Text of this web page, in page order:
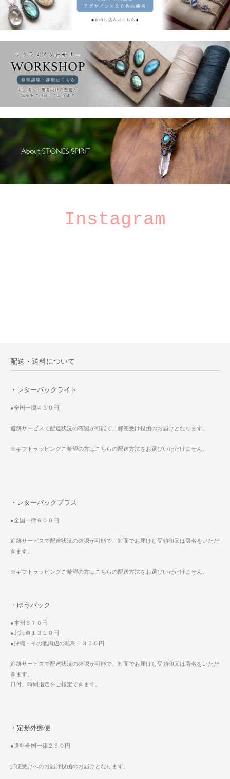
Instagram
配送・送料について
・レターパックライト
●全国一律４３０円
追跡サービスで配達状況の確認が可能で、郵便受け投函のお届けとなります。
※ギフトラッピングご希望の方はこちらの配送方法をお選びいただけません。
・レターパックプラス
●全国一律６００円
追跡サービスで配達状況の確認が可能で、対面でお届けし受領印又は署名をいただ
きます。
※ギフトラッピングご希望の方はこちらの配送方法をお選びいただけません。
・ゆうパック
●本州８７０円
●北海道１３１０円
●沖縄・その他周辺の離島１３５０円
追跡サービスで配達状況の確認が可能で、対面でお届けし受領印又は署名をいただ
きます。
日付、時間指定をご指定できます。
・定形外郵便
●送料全国一律２５０円
郵便受けへのお届け投函のお届けとなります。